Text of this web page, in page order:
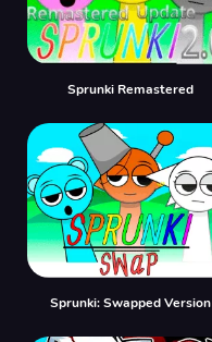
Sprunki Remastered
Sprunki: Swapped Version